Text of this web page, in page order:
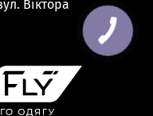
Віктора